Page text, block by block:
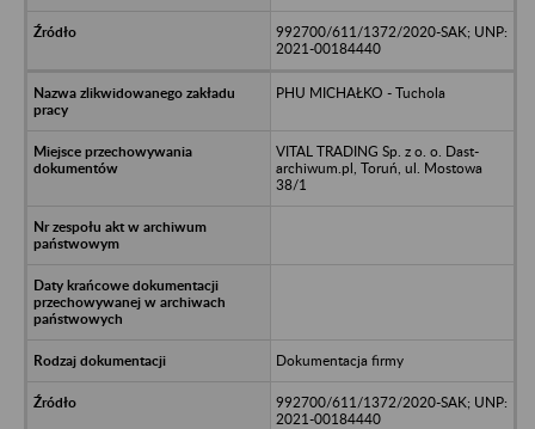
992700/611/1372/2020-SAK; UNP:
2021-00184440
PHU MICHAŁKO - Tuchola
VITAL TRADING Sp. z o. o. Dast-
archiwum.pl, Toruń, ul. Mostowa
38/1
Dokumentacja firmy
992700/611/1372/2020-SAK; UNP:
2021-00184440